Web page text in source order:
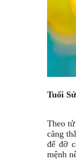
Tuổi
Theo
căng
để đỡ
mệnh